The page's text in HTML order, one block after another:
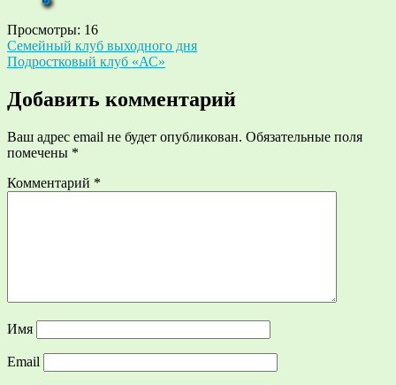
Просмотры: 16
Навигация
по
записям
Семейный клуб выходного дня
Подростковый клуб «АС»
Добавить комментарий
Ваш адрес email не будет опубликован. Обязательные поля
помечены *
Комментарий *
Имя
Email